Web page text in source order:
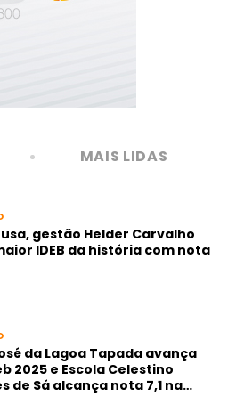
MAIS LIDAS
gestão Helder Carvalho
IDEB da história com nota
da Lagoa Tapada avança
2025 e Escola Celestino
de Sá alcança nota 7,1 na